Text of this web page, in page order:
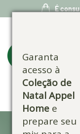
Garanta
acesso à
Coleção de
Natal Appel
Home e
prepare seu
É